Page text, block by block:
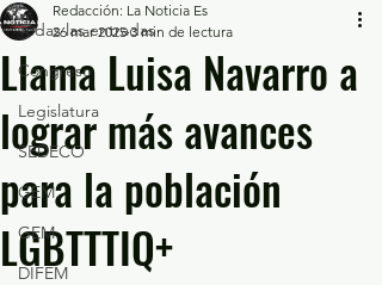
Todas las entradas
Congreso
Legislatura
SEDECO
GEM
GEM
DIFEM
Llama Luisa Navarro a
lograr más avances
para la población
LGBTTTIQ+
Redacción: La Noticia Es
26 mar 2025 3 min de lectura